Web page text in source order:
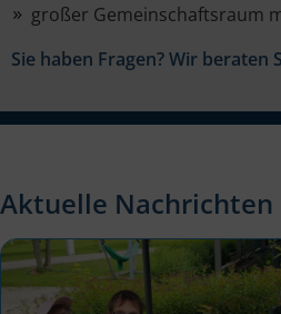
großer Gemeinschaftsraum
Sie haben Fragen? Wir beraten
Aktuelle Nachrichten